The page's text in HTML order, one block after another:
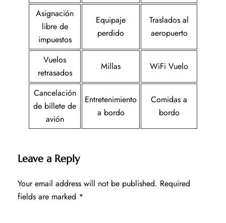
Asignación
libre de
impuestos
Equipaje
perdido
Traslados al
aeropuerto
Vuelos
retrasados
Millas WiFi Vuelo
Cancelación
de billete de
avión
Entretenimiento
a bordo
Comidas a
bordo
Leave a Reply
Your email address will not be published. Required
fields are marked *